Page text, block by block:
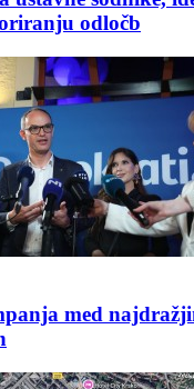
odločb
med